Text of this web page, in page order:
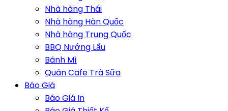
Nhà hàng Thái
Nhà hàng Hàn Quốc
Nhà hàng Trung Quốc
BBQ Nướng Lẩu
Bánh Mì
Quán Cafe Trà Sữa
Báo Giá
Báo Giá In